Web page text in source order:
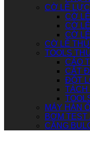
CỜ LÊ LỰC
CỜ
CỜ
CỜ
CỜ LÊ
TOOLS
CẢO
CẮT
ĐỘT
TÁCH
MÁY HÀN
BƠM TEST
CĂNG